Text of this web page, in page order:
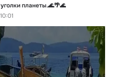
планеты.🌊🌴🌊